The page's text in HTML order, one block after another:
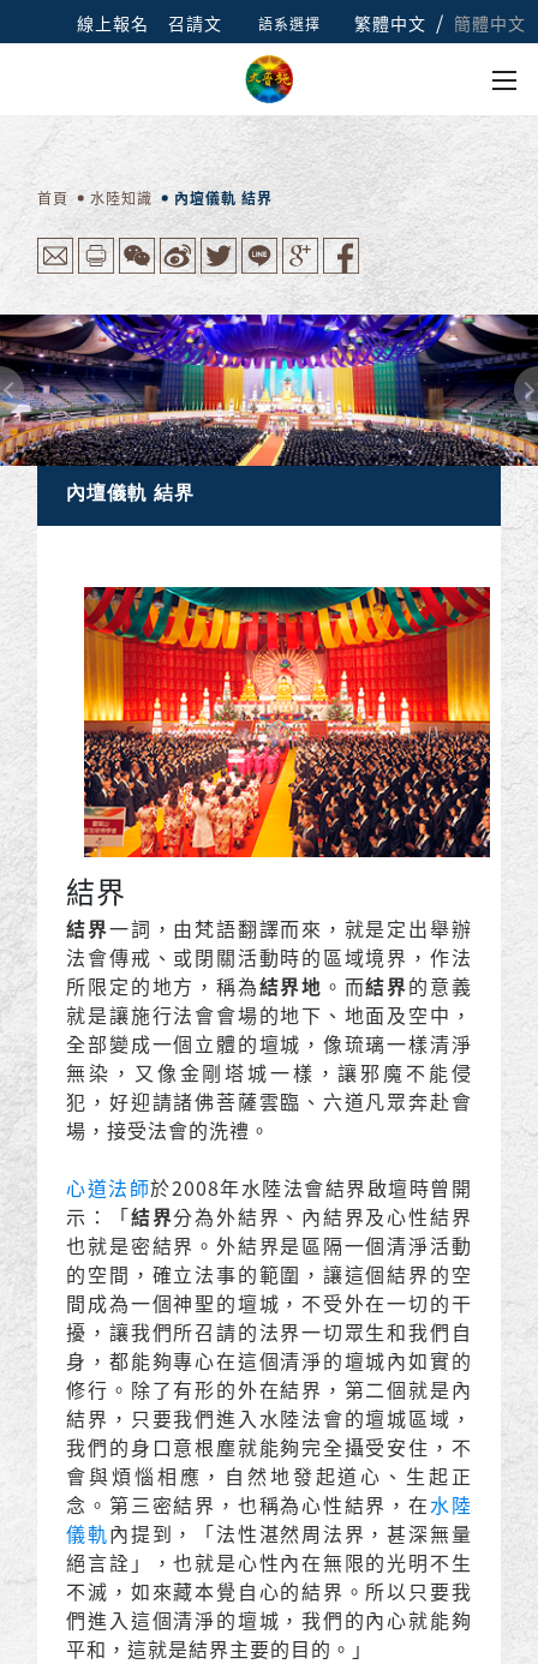
線上報名 召請文 語系選擇 繁體中文 / 簡體中文
首頁 水陸知識 內壇儀軌 結界
內壇儀軌 結界
結界
結界一詞，由梵語翻譯而來，就是定出舉辦
法會傳戒、或閉關活動時的區域境界，作法
所限定的地方，稱為結界地 。而結界的意義
就是讓施行法會會場的地下、地面及空中，
全部變成一個立體的壇城，像琉璃一樣清淨
無染，又像金剛塔城一樣，讓邪魔不能侵
犯，好迎請諸佛菩薩雲臨、六道凡眾奔赴會
場，接受法會的洗禮。
心道法師於2008年水陸法會結界啟壇時曾開
示：「結界分為外結界、內結界及心性結界
也就是密結界。外結界是區隔一個清淨活動
的空間，確立法事的範圍，讓這個結界的空
間成為一個神聖的壇城，不受外在一切的干
擾，讓我們所召請的法界一切眾生和我們自
身，都能夠專心在這個清淨的壇城內如實的
修行。除了有形的外在結界，第二個就是內
結界，只要我們進入水陸法會的壇城區域，
我們的身口意根塵就能夠完全攝受安住，不
會與煩惱相應，自然地發起道心、生起正
念。第三密結界，也稱為心性結界，在水陸
儀軌內提到，「法性湛然周法界，甚深無量
絕言詮」，也就是心性內在無限的光明不生
不滅，如來藏本覺自心的結界。所以只要我
們進入這個清淨的壇城，我們的內心就能夠
平和，這就是結界主要的目的。」